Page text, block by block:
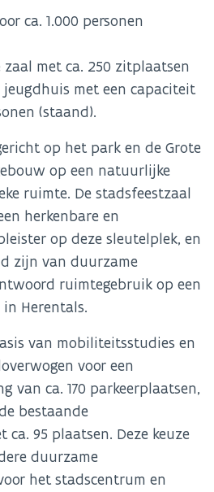
ca. 1.000 personen
met ca. 250 zitplaatsen
met een capaciteit
(staand).
op het park en de Grote
op een natuurlijke
ruimte. De stadsfeestzaal
herkenbare en
op deze sleutelplek, en
zijn van duurzame
ruimtegebruik op een
Herentals.
van mobiliteitsstudies en
voor een
van ca. 170 parkeerplaatsen,
bestaande
ca. 95 plaatsen. Deze keuze
duurzame
het stadscentrum en